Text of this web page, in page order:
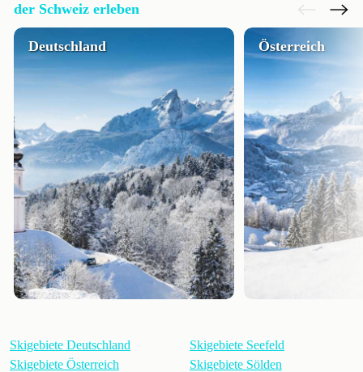
der Schweiz erleben
Deutschland Österreich
Skigebiete Deutschland
Skigebiete Österreich
Skigebiete Seefeld
Skigebiete Sölden